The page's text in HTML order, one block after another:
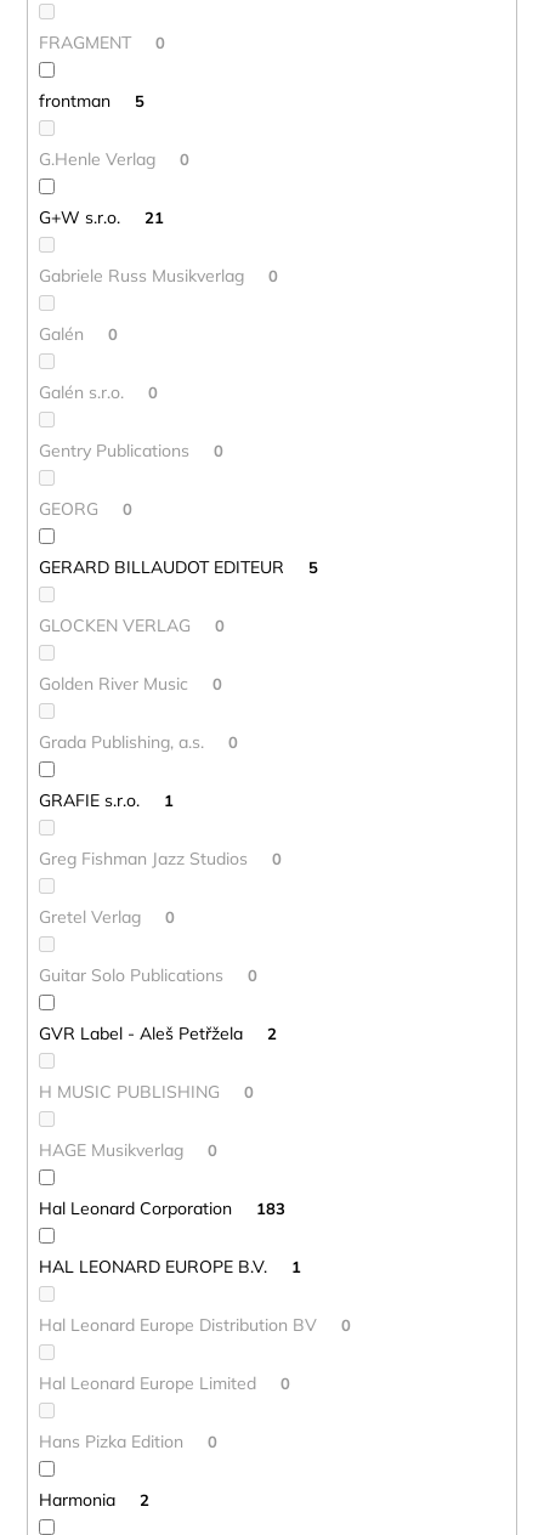
FRAGMENT 0
frontman 5
G.Henle Verlag 0
G+W s.r.o. 21
Gabriele Russ Musikverlag 0
Galén 0
Galén s.r.o. 0
Gentry Publications 0
GEORG 0
GERARD BILLAUDOT EDITEUR 5
GLOCKEN VERLAG 0
Golden River Music 0
Grada Publishing, a.s. 0
GRAFIE s.r.o. 1
Greg Fishman Jazz Studios 0
Gretel Verlag 0
Guitar Solo Publications 0
GVR Label - Aleš Petřžela 2
H MUSIC PUBLISHING 0
HAGE Musikverlag 0
Hal Leonard Corporation 183
HAL LEONARD EUROPE B.V. 1
Hal Leonard Europe Distribution BV 0
Hal Leonard Europe Limited 0
Hans Pizka Edition 0
Harmonia 2